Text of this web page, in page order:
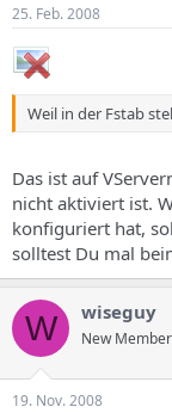
25. Feb. 2008
Weil in der Fstab
Das ist auf
nicht aktiviert ist.
konfiguriert hat,
solltest Du mal
W wiseguy
New Member
19. Nov. 2008